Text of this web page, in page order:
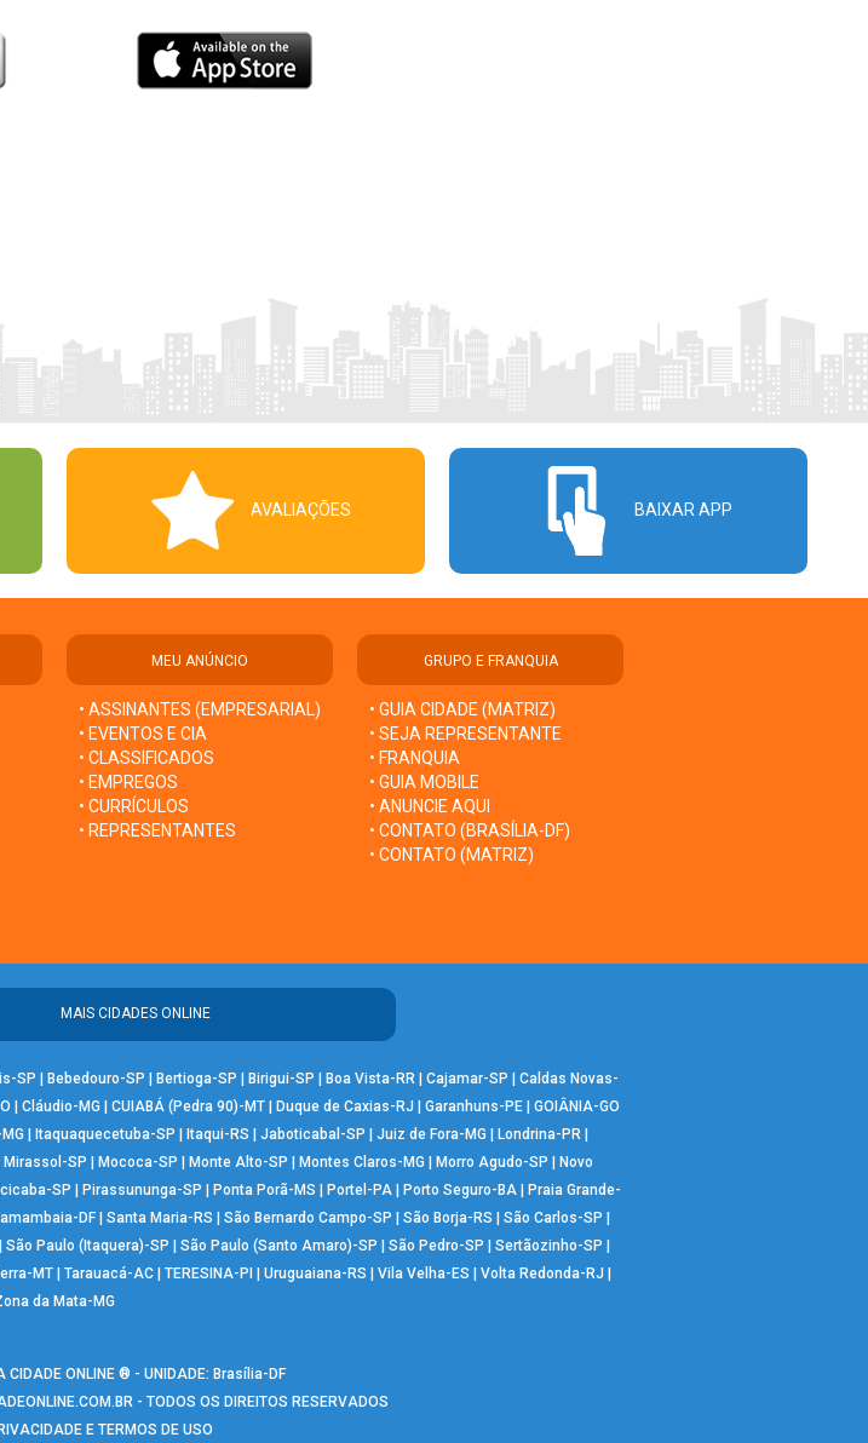
AVALIAÇÕES BAIXAR APP
MEU ANÚNCIO
• ASSINANTES (EMPRESARIAL)
• EVENTOS E CIA
• CLASSIFICADOS
• EMPREGOS
• CURRÍCULOS
• REPRESENTANTES
GRUPO E FRANQUIA
• GUIA CIDADE (MATRIZ)
• SEJA REPRESENTANTE
• FRANQUIA
• GUIA MOBILE
• ANUNCIE AQUI
• CONTATO (BRASÍLIA-DF)
• CONTATO (MATRIZ)
MAIS CIDADES ONLINE
SP | Bebedouro-SP | Bertioga-SP | Birigui-SP | Boa Vista-RR | Cajamar-SP | Caldas Novas-
| Cláudio-MG | CUIABÁ (Pedra 90)-MT | Duque de Caxias-RJ | Garanhuns-PE | GOIÂNIA-GO
| Itaquaquecetuba-SP | Itaqui-RS | Jaboticabal-SP | Juiz de Fora-MG | Londrina-PR |
Mirassol-SP | Mococa-SP | Monte Alto-SP | Montes Claros-MG | Morro Agudo-SP | Novo
SP | Pirassununga-SP | Ponta Porã-MS | Portel-PA| Porto Seguro-BA| Praia Grande-
DF| Santa Maria-RS | São Bernardo Campo-SP | São Borja-RS | São Carlos-SP |
| São Paulo (Itaquera)-SP | São Paulo (Santo Amaro)-SP | São Pedro-SP | Sertãozinho-SP |
MT| Tarauacá-AC| TERESINA-PI | Uruguaiana-RS | Vila Velha-ES | Volta Redonda-RJ |
da Mata-MG
CIDADE ONLINE ® - UNIDADE: Brasília-DF
- TODOS OS DIREITOS RESERVADOS
E TERMOS DE USO